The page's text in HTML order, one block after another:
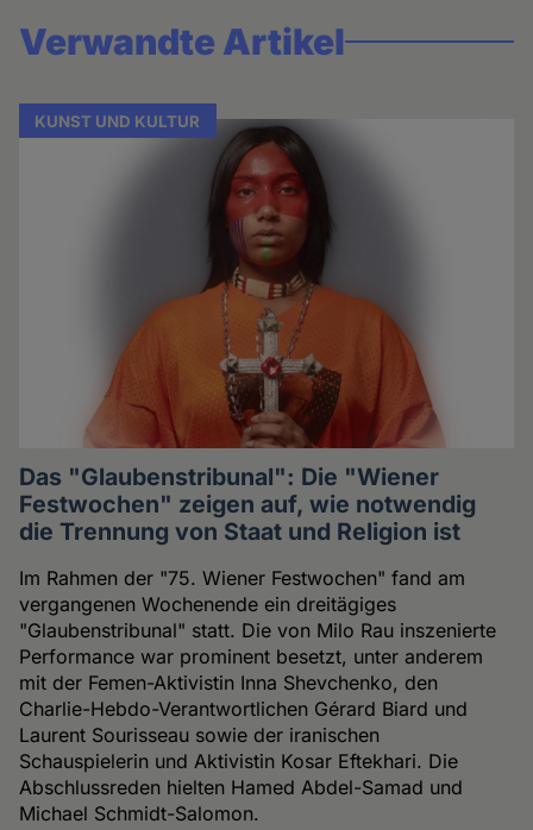
Verwandte Artikel
KUNST UND KULTUR
Das "Glaubenstribunal": Die "Wiener
Festwochen" zeigen auf, wie notwendig
die Trennung von Staat und Religion ist
Im Rahmen der "75. Wiener Festwochen" fand am
vergangenen Wochenende ein dreitägiges
"Glaubenstribunal" statt. Die von Milo Rau inszenierte
Performance war prominent besetzt, unter anderem
mit der Femen-Aktivistin Inna Shevchenko, den
Charlie-Hebdo-Verantwortlichen Gérard Biard und
Laurent Sourisseau sowie der iranischen
Schauspielerin und Aktivistin Kosar Eftekhari. Die
Abschlussreden hielten Hamed Abdel-Samad und
Michael Schmidt-Salomon.